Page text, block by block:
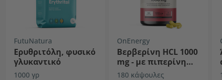
FutuNatura
Ερυθριτόλη, φυσικό
γλυκαντικό
1000 γρ
OnEnergy
Βερβερίνη HCL 1000
mg - με πιπερίνη
και χρώμιο
180 κάψουλες